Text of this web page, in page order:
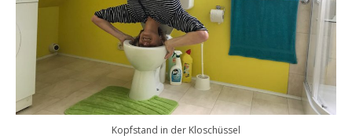
Kopfstand in der Kloschüssel